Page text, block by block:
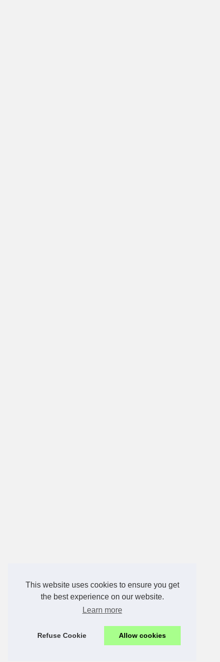
This website uses cookies to ensure you get
the best experience on our website.
Learn more
Refuse Cookie Allow cookies